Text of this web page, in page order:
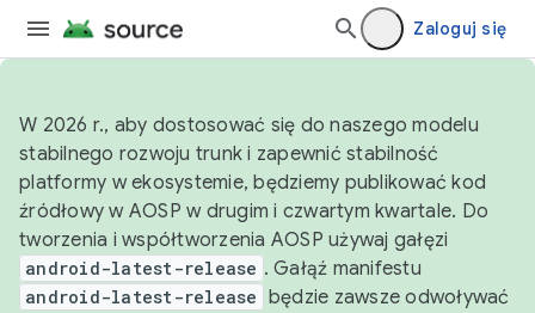
Zaloguj się
W 2026 r., aby dostosować się do naszego modelu
stabilnego rozwoju trunk i zapewnić stabilność
platformy w ekosystemie, będziemy publikować kod
źródłowy w AOSP w drugim i czwartym kwartale. Do
tworzenia i współtworzenia AOSP używaj gałęzi
android-latest-release . Gałąź manifestu
android-latest-release będzie zawsze odwoływać